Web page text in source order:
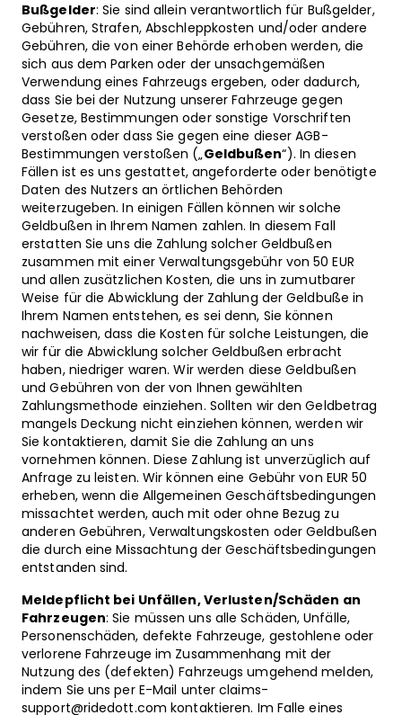
Bußgelder: Sie sind allein verantwortlich für Bußgelder,
Gebühren, Strafen, Abschleppkosten und/oder andere
Gebühren, die von einer Behörde erhoben werden, die
sich aus dem Parken oder der unsachgemäßen
Verwendung eines Fahrzeugs ergeben, oder dadurch,
dass Sie bei der Nutzung unserer Fahrzeuge gegen
Gesetze, Bestimmungen oder sonstige Vorschriften
verstoßen oder dass Sie gegen eine dieser AGB-
Bestimmungen verstoßen („Geldbußen“). In diesen
Fällen ist es uns gestattet, angeforderte oder benötigte
Daten des Nutzers an örtlichen Behörden
weiterzugeben. In einigen Fällen können wir solche
Geldbußen in Ihrem Namen zahlen. In diesem Fall
erstatten Sie uns die Zahlung solcher Geldbußen
zusammen mit einer Verwaltungsgebühr von 50 EUR
und allen zusätzlichen Kosten, die uns in zumutbarer
Weise für die Abwicklung der Zahlung der Geldbuße in
Ihrem Namen entstehen, es sei denn, Sie können
nachweisen, dass die Kosten für solche Leistungen, die
wir für die Abwicklung solcher Geldbußen erbracht
haben, niedriger waren. Wir werden diese Geldbußen
und Gebühren von der von Ihnen gewählten
Zahlungsmethode einziehen. Sollten wir den Geldbetrag
mangels Deckung nicht einziehen können, werden wir
Sie kontaktieren, damit Sie die Zahlung an uns
vornehmen können. Diese Zahlung ist unverzüglich auf
Anfrage zu leisten. Wir können eine Gebühr von EUR 50
erheben, wenn die Allgemeinen Geschäftsbedingungen
missachtet werden, auch mit oder ohne Bezug zu
anderen Gebühren, Verwaltungskosten oder Geldbußen
die durch eine Missachtung der Geschäftsbedingungen
entstanden sind.
Meldepflicht bei Unfällen, Verlusten/Schäden an
Fahrzeugen:Sie müssen uns alle Schäden, Unfälle,
Personenschäden, defekte Fahrzeuge, gestohlene oder
verlorene Fahrzeuge im Zusammenhang mit der
Nutzung des (defekten) Fahrzeugs umgehend melden,
indem Sie uns per E-Mail unter claims-
support@ridedott.com kontaktieren. Im Falle eines